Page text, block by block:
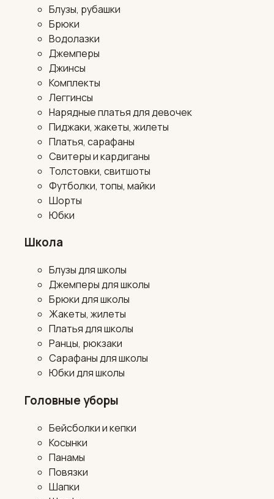
Блузы, рубашки
Брюки
Водолазки
Джемперы
Джинсы
Комплекты
Леггинсы
Нарядные платья для девочек
Пиджаки, жакеты, жилеты
Платья, сарафаны
Свитеры и кардиганы
Толстовки, свитшоты
Футболки, топы, майки
Шорты
Юбки
Школа
Блузы для школы
Джемперы для школы
Брюки для школы
Жакеты, жилеты
Платья для школы
Ранцы, рюкзаки
Сарафаны для школы
Юбки для школы
Головные уборы
Бейсболки и кепки
Косынки
Панамы
Повязки
Шапки